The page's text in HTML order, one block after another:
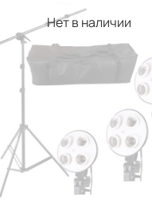
Нет в наличии